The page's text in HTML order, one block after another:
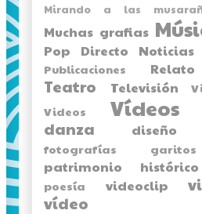
Mirando a las
Muchas grafias
Pop Directo Noticias
Publicaciones Relato
Teatro Televisión
Videos
Vídeos
danza diseño
fotografías garitos
patrimonio histórico
poesía videoclip
vídeo